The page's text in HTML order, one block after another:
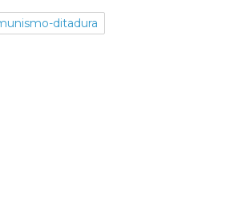
ditadura